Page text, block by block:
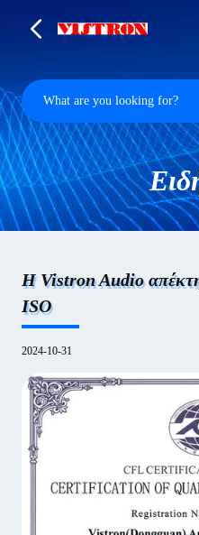
Η Vistron Audio
ISO
2024-10-31